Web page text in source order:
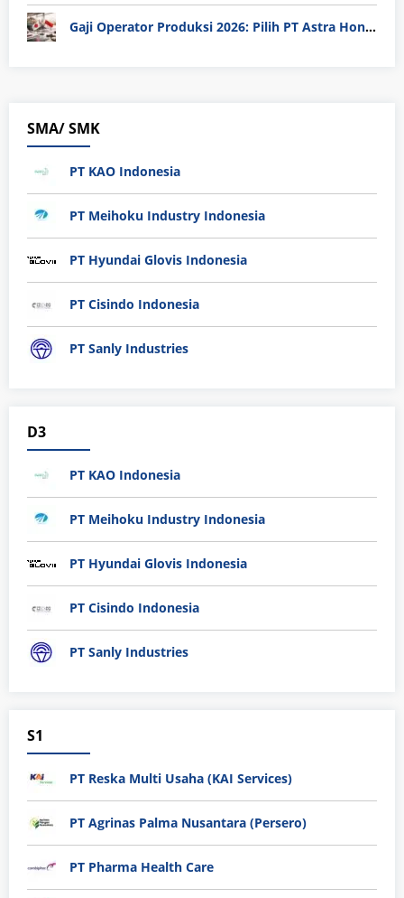
Gaji Operator Produksi 2026: Pilih PT Astra Honda Motor (AHM) atau Manufaktur di Jepang?
SMA/ SMK
PT KAO Indonesia
PT Meihoku Industry Indonesia
PT Hyundai Glovis Indonesia
PT Cisindo Indonesia
PT Sanly Industries
D3
PT KAO Indonesia
PT Meihoku Industry Indonesia
PT Hyundai Glovis Indonesia
PT Cisindo Indonesia
PT Sanly Industries
S1
PT Reska Multi Usaha (KAI Services)
PT Agrinas Palma Nusantara (Persero)
PT Pharma Health Care